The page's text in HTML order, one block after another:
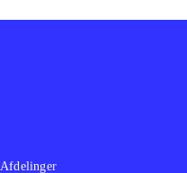
Afdelinger